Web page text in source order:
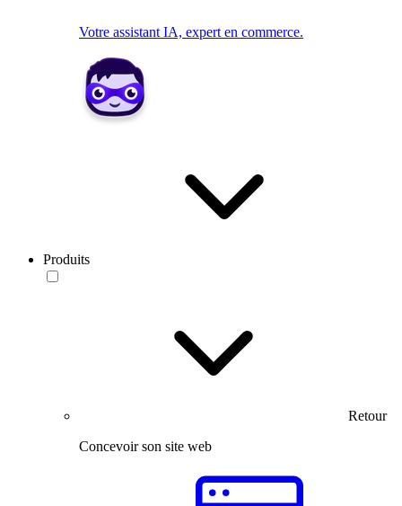
Votre assistant IA, expert en commerce.
Produits
Retour
Concevoir son site web